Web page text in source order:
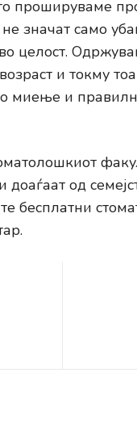
прошируваме
значат само
целост.
и токму
миење и
од
бесплатни